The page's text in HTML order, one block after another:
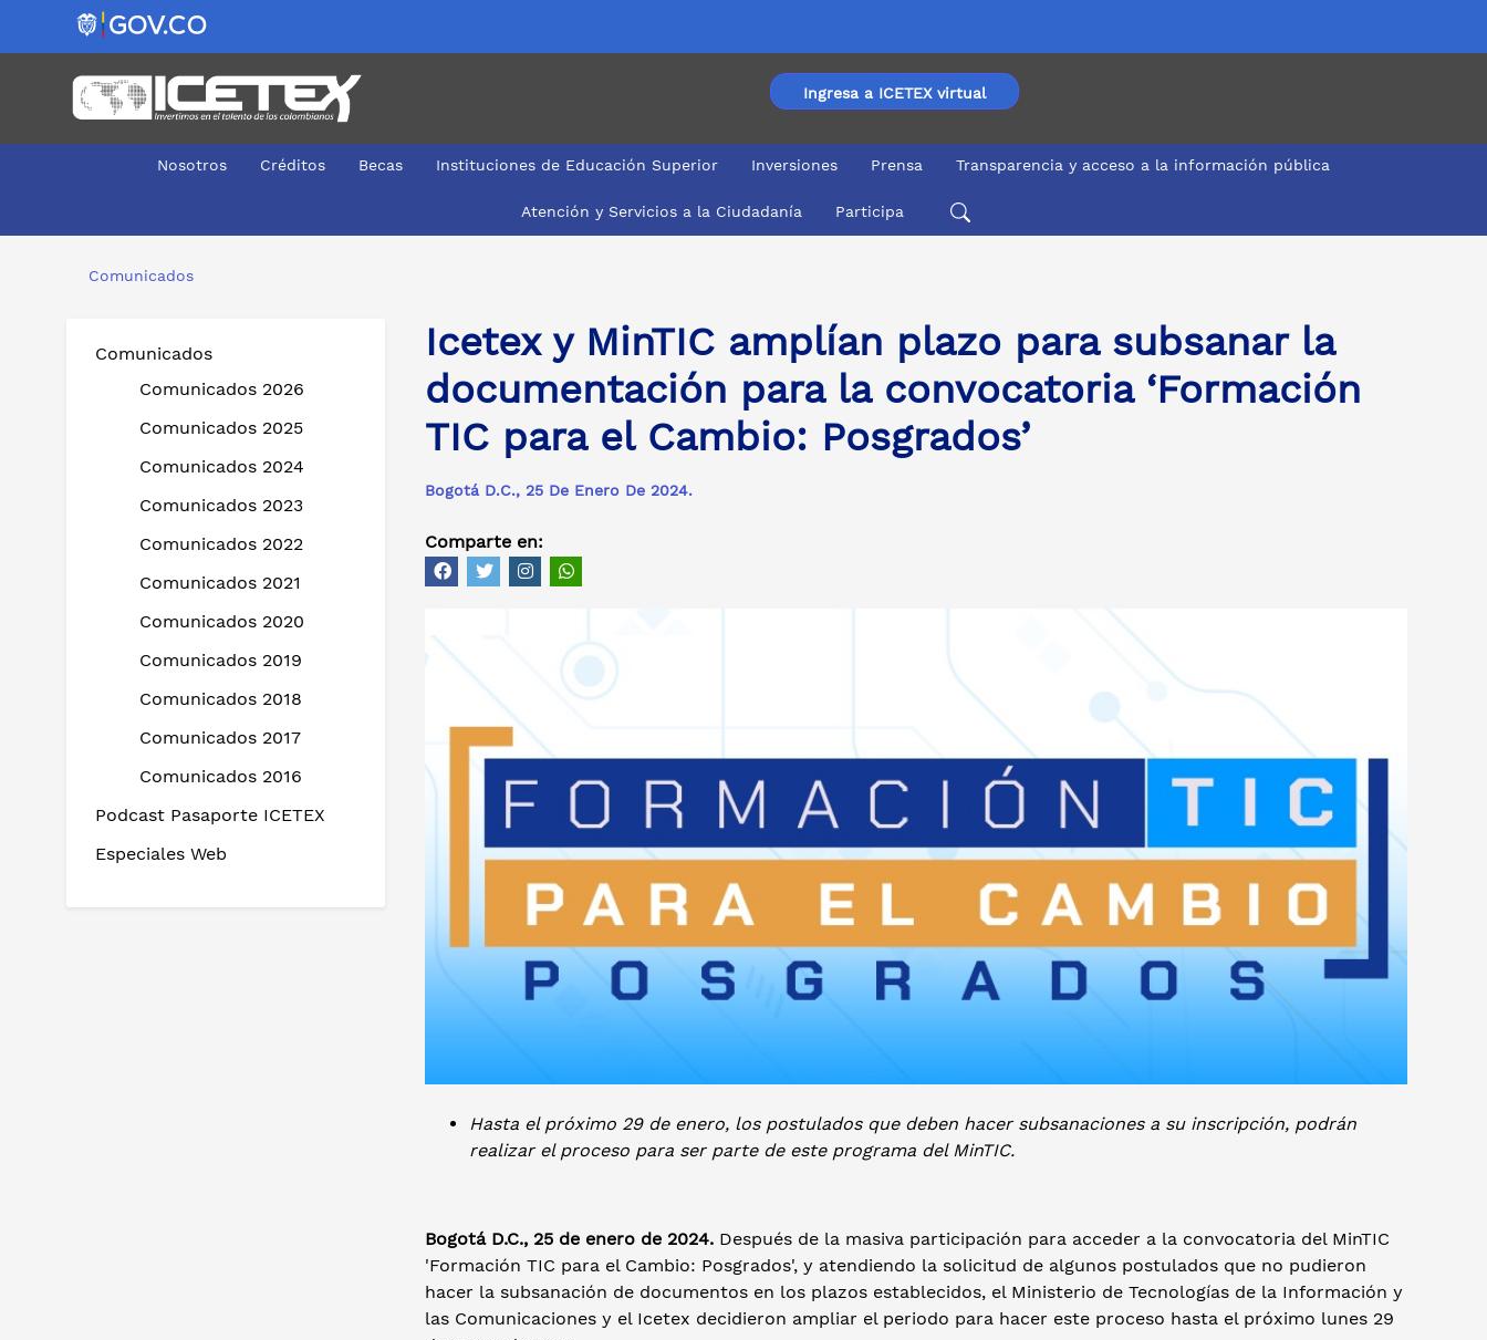
Ingresa a ICETEX virtual
Nosotros Créditos Becas Instituciones de Educación Superior Inversiones Prensa Transparencia y acceso a la información pública
Atención y Servicios a la Ciudadanía Participa
Comunicados
Comunicados
Comunicados 2026
Comunicados 2025
Comunicados 2024
Comunicados 2023
Comunicados 2022
Comunicados 2021
Comunicados 2020
Comunicados 2019
Comunicados 2018
Comunicados 2017
Comunicados 2016
Podcast Pasaporte ICETEX
Especiales Web
Icetex y MinTIC amplían plazo para subsanar la
documentación para la convocatoria ‘Formación
TIC para el Cambio: Posgrados’
Bogotá D.C., 25 De Enero De 2024.
Comparte en:
Hasta el próximo 29 de enero, los postulados que deben hacer subsanaciones a su inscripción, podrán
realizar el proceso para ser parte de este programa del MinTIC.
Bogotá D.C., 25 de enero de 2024. Después de la masiva participación para acceder a la convocatoria del MinTIC
'Formación TIC para el Cambio: Posgrados', y atendiendo la solicitud de algunos postulados que no pudieron
hacer la subsanación de documentos en los plazos establecidos, el Ministerio de Tecnologías de la Información y
las Comunicaciones y el Icetex decidieron ampliar el periodo para hacer este proceso hasta el próximo lunes 29